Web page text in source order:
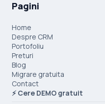
Pagini
Home
Despre CRM
Portofoliu
Preturi
Blog
Migrare gratuita
Contact
⚡ Cere DEMO gratuit